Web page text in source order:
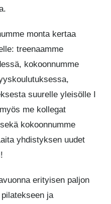
monta kertaa
treenaamme
kokoonnumme
suurelle yleisölle I
me kollegat
kokoonnumme
yhdistyksen uudet
erityisen paljon
ja